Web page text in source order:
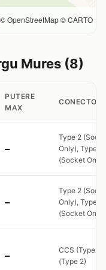
© OpenStreetMap © CARTO
Mures (8)
PUTERE
MAX
CONECTORI
—
Type 2
Only), Type 2
(Socket Only)
—
Type 2
Only), Type 2
(Socket Only)
—
CCS (Type
(Type 2)